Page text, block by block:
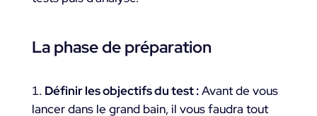
La phase de préparation
Définir les objectifs du test :Avant de vous
lancer dans le grand bain, il vous faudra tout